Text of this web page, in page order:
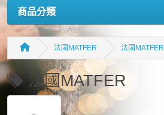
商品分類
法國MATFER 法國MATFER
法國MATFER